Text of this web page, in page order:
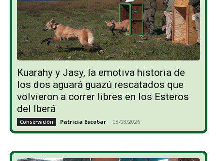
Kuarahy y Jasy, la emotiva historia de
los dos aguará guazú rescatados que
volvieron a correr libres en los Esteros
del Iberá
Conservación Patricia Escobar - 08/08/2026